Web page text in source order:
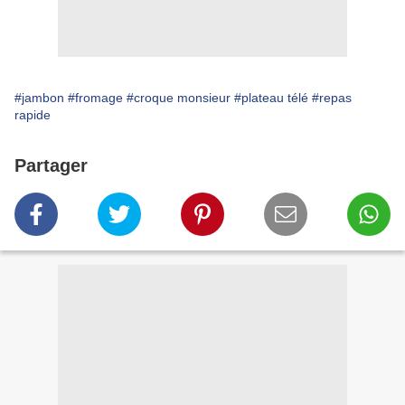
#jambon #fromage #croque monsieur #plateau télé #repas
rapide
Partager